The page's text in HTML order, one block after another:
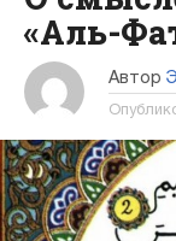
«Аль-
Автор